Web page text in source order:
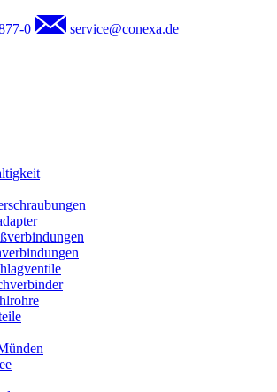
0
service@conexa.de